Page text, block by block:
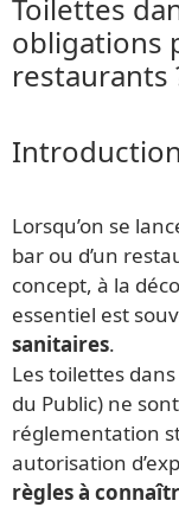
Toilettes
obligations
restaurants
Introduction
Lorsqu’on se
bar ou d’un
concept, à la
essentiel est
sanitaires.
Les toilettes
du Public) ne
réglementation
autorisation
règles à